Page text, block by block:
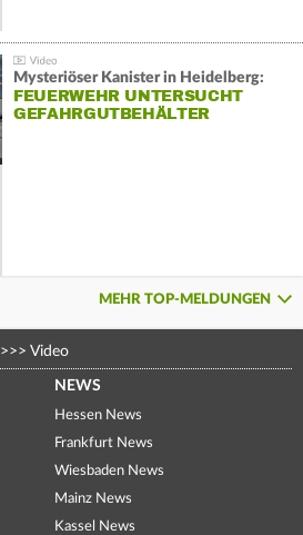
Mysteriöser Kanister in Heidelberg:
FEUERWEHR UNTERSUCHT
GEFAHRGUTBEHÄLTER
MEHR TOP-MELDUNGEN
>>> Video
NEWS
Hessen News
Frankfurt News
Wiesbaden News
Mainz News
Kassel News